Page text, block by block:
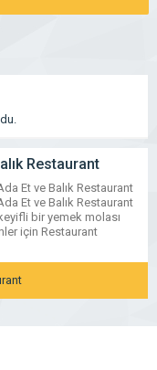
Restaurant
Et ve Balık Restaurant
Et ve Balık Restaurant
bir yemek molası
için Restaurant
balık, et, meze ve
bir araya getiren sıcak bir